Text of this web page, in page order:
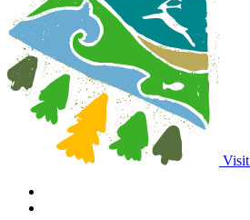
Visit